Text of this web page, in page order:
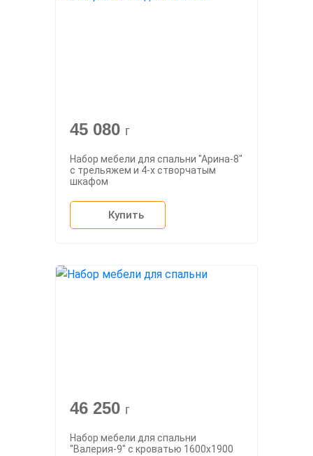
45 080 г
Набор мебели для спальни "Арина-8"
с трельяжем и 4-х створчатым
шкафом
Купить
46 250 г
Набор мебели для спальни
"Валерия-9" с кроватью 1600х1900